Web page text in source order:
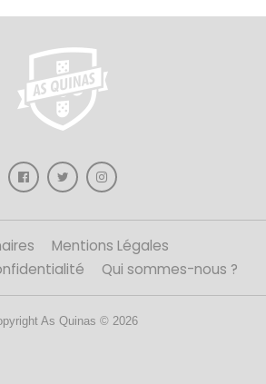
Mentions Légales
Qui sommes-nous ?
As Quinas © 2026